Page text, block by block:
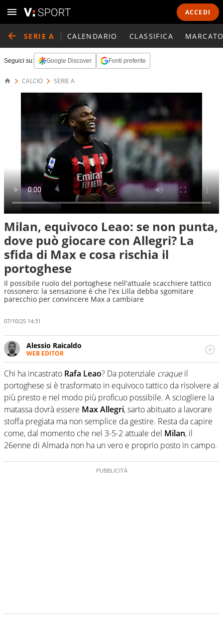
ACCEDI
SERIE A CALENDARIO CLASSIFICA
Seguici su: Google Discover Fonti preferite
CALCIO SERIE A
Milan, equivoco Leao: se non punta,
dove può giocare con Allegri? La
sfida di Max e cosa rischia il
portoghese
Il possibile ruolo del portoghese nell'attuale scacchiere tattico
rossonero: la sensazione è che l'ex Lilla debba sgomitare
parecchio per convincere Max a cambiare
07/10/25 14:31
Alessio Raicaldo
WEB EDITOR
Un figlio che si chiama Diego e la tesi di laurea sugli stadi
di proprietà in Italia. Il calcio quale filo conduttore
irrinunciabile tra passione e professione. Per Virgilio
Sport indaga, approfondisce e scandaglia l'universo
mondo dello sport per antonomasia
Chi ha incastrato Rafa Leao? Da potenziale craqueil
portoghese si è trasformato in equivoco tattico da risolvere al
più presto e nel modo più proficuo possibile. A sciogliere la
matassa dovrà essere Max Allegri, sarto abituato a lavorare
stoffa pregiata ma non semplice da gestire. Resta da capire
come, dal momento che nel 3-5-2 attuale del Milan, il
26enne di Almada non ha un vero e proprio posto in campo.